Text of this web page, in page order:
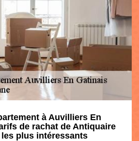
à Auvilliers En
de rachat de Antiquaire
plus intéressants